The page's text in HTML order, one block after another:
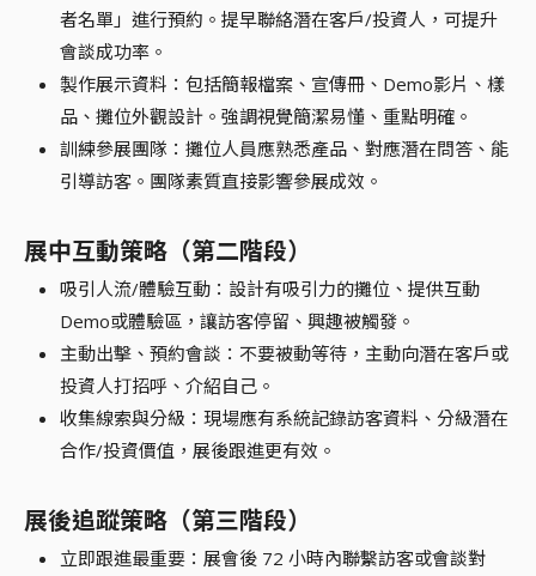
者名單」進行預約。提早聯絡潛在客戶/投資人，可提升
會談成功率。
製作展示資料：包括簡報檔案、宣傳冊、Demo影片、樣
品、攤位外觀設計。強調視覺簡潔易懂、重點明確。
訓練參展團隊：攤位人員應熟悉產品、對應潛在問答、能
引導訪客。團隊素質直接影響參展成效。
展中互動策略（第二階段）
吸引人流/體驗互動：設計有吸引力的攤位、提供互動
Demo或體驗區，讓訪客停留、興趣被觸發。
主動出擊、預約會談：不要被動等待，主動向潛在客戶或
投資人打招呼、介紹自己。
收集線索與分級：現場應有系統記錄訪客資料、分級潛在
合作/投資價值，展後跟進更有效。
展後追蹤策略（第三階段）
立即跟進最重要：展會後 72 小時內聯繫訪客或會談對